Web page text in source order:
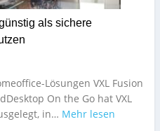
als sichere
Lösungen VXL Fusion
On the Go hat VXL
in… Mehr lesen